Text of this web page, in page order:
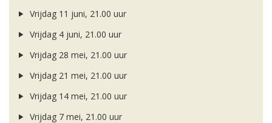
Vrijdag 11 juni, 21.00 uur
Vrijdag 4 juni, 21.00 uur
Vrijdag 28 mei, 21.00 uur
Vrijdag 21 mei, 21.00 uur
Vrijdag 14 mei, 21.00 uur
Vrijdag 7 mei, 21.00 uur